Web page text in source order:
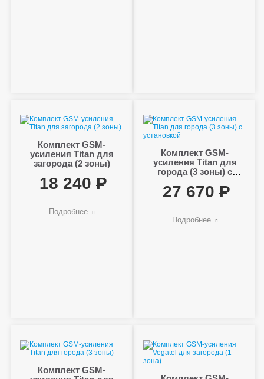
Комплект GSM-
усиления Titan для
загорода (2 зоны)
18 240
Подробнее
Комплект GSM-
усиления Titan для
города (3 зоны) с
27 670
Подробнее
Комплект GSM-